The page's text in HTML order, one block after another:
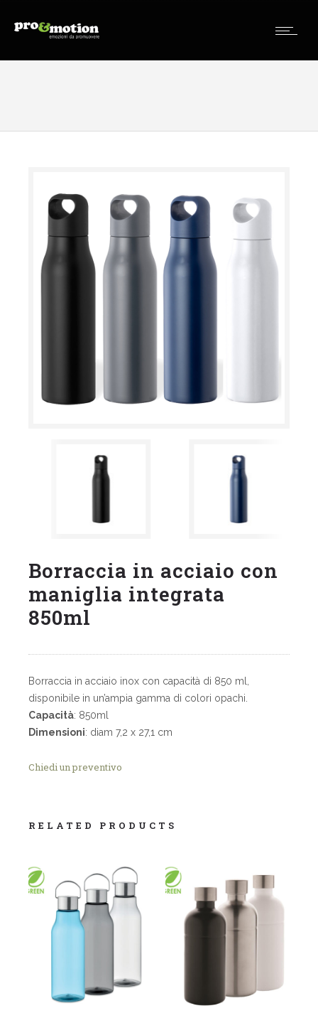
Borraccia in acciaio con
maniglia integrata
850ml
Borraccia in acciaio inox con capacità di 850 ml,
disponibile in un’ampia gamma di colori opachi.
Capacità: 850ml
Dimensioni: diam 7,2 x 27,1 cm
Chiedi un preventivo
RELATED PRODUCTS